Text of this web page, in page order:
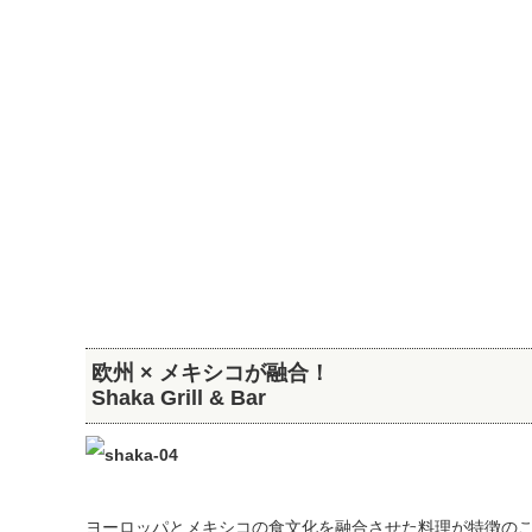
欧州 × メキシコが融合！
Shaka Grill & Bar
ヨーロッパとメキシコの食文化を融合させた料理が特徴の